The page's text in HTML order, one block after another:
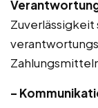
–